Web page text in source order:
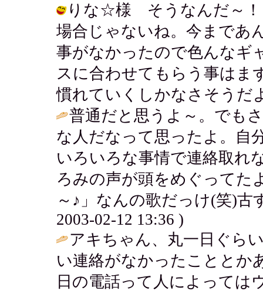
りな☆様 そうなんだ～！
場合じゃないね。今まであ
事がなかったので色んなギ
スに合わせてもらう事はま
慣れていくしかなさそうだ
普通だと思うよ～。でも
な人だなって思ったよ。自
いろいろな事情で連絡取れ
ろみの声が頭をめぐってた
～♪」なんの歌だっけ(笑)
2003-02-12 13:36 )
アキちゃん、丸一日ぐら
い連絡がなかったこととか
日の電話って人によっては